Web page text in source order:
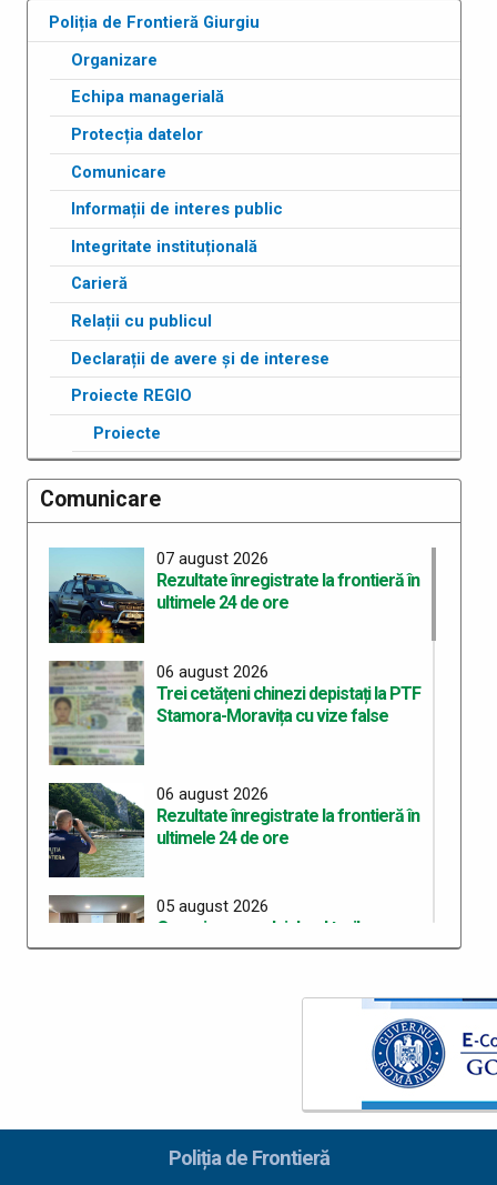
Poliția de Frontieră Giurgiu
Organizare
Echipa managerială
Protecția datelor
Comunicare
Informații de interes public
Integritate instituțională
Carieră
Relații cu publicul
Declarații de avere și de interese
Proiecte REGIO
Proiecte
Comunicare
07 august 2026
Rezultate înregistrate la frontieră în
ultimele 24 de ore
06 august 2026
Trei cetățeni chinezi depistați la PTF
Stamora-Moravița cu vize false
06 august 2026
Rezultate înregistrate la frontieră în
ultimele 24 de ore
05 august 2026
Organizarea celui de-al treilea
Workshop pentru elaborarea unei
cadrul proiectului “ROHU00634 –
Rezultate înregistrate la frontieră în
Poliția de Frontieră